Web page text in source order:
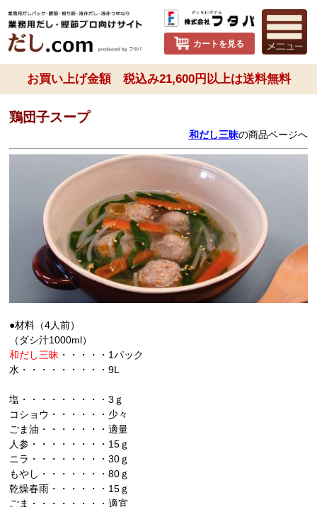
カートを見る
お買い上げ金額 税込み21,600円以上は送料無料
鶏団子スープ
和だし三昧の商品ページへ
●材料（4人前）
（ダシ汁1000ml）
和だし三昧 ・・・・・1パック
水・・・・・・・・・9L
塩・・・・・・・・・3ｇ
コショウ・・・・・・少々
ごま油・・・・・・・適量
人参・・・・・・・・15ｇ
ニラ・・・・・・・・30ｇ
もやし・・・・・・・80ｇ
乾燥春雨・・・・・・15ｇ
ごま・・・・・・・・適宜